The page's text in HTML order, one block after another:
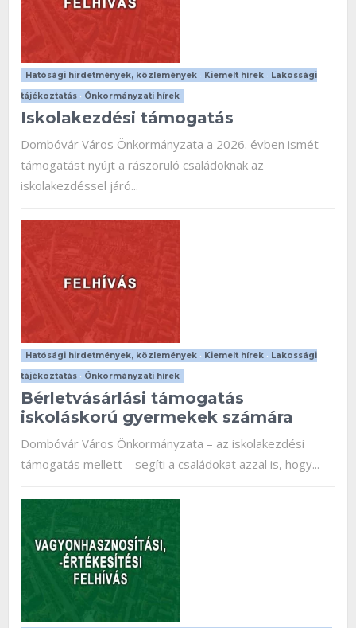
Hatósági hirdetmények, közlemények • Kiemelt hírek • Lakossági
tájékoztatás • Önkormányzati hírek
Iskolakezdési támogatás
Dombóvár Város Önkormányzata a 2026. évben ismét
támogatást nyújt a rászoruló családoknak az
iskolakezdéssel járó...
Hatósági hirdetmények, közlemények • Kiemelt hírek • Lakossági
tájékoztatás • Önkormányzati hírek
Bérletvásárlási támogatás
iskoláskorú gyermekek számára
Dombóvár Város Önkormányzata – az iskolakezdési
támogatás mellett – segíti a családokat azzal is, hogy...